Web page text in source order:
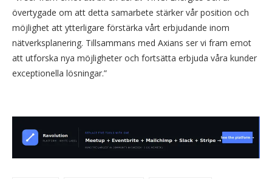
övertygade om att detta samarbete stärker vår position och
möjlighet att ytterligare förstärka vårt erbjudande inom
nätverksplanering. Tillsammans med Axians ser vi fram emot
att utforska nya möjligheter och fortsätta erbjuda våra kunder
exceptionella lösningar.”